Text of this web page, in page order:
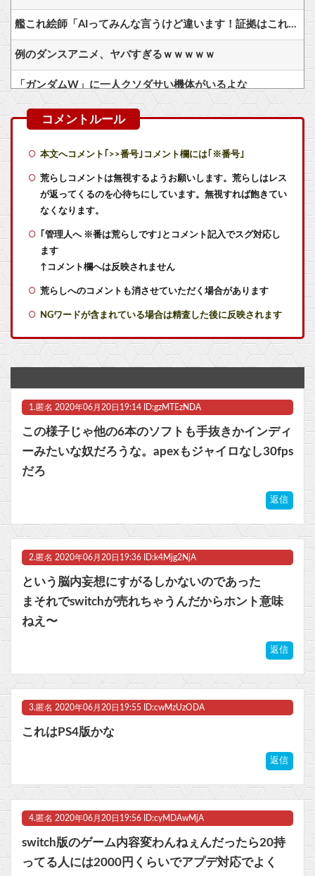
艦これ絵師「AIってみんな言うけど違います！証拠はこれです！」→結果……
例のダンスアニメ、ヤバすぎるｗｗｗｗｗ
「ガンダムW」に一人クソダサい機体がいるよな
「ニカニカの実」を未だに受け入れられてない奴ｗｗｗ
【衝撃】カーミラ空中庭園4での評価が話題に
【ペルキチ悲報】ペルソナ、完全にXBOXのモノになる
【FGO】ファット「ランサー/メリュジーヌ」フィギュア【明日発売】他
【画像】GANTZの絶望シーン、ここで決まるwwww
なんでロボットアニメの主人公って親父が作ったロボに乗ることが多いの？
【ウマ娘】コミケで配布予定だった非公式グッズ「オグリキャップタマモクロスアクリル定規」意外(?)な落とし穴により配布を撤回することに…
マスク 十兆円を失う‥投資家「アメリカ党？バカかコイツw」
Powered by livedoor 相互RSS
本文へコメント｢>>番号｣コメント欄には｢※番号｣
荒らしコメントは無視するようお願いします。荒らしはレス
が返ってくるのを心待ちにしています。無視すれば飽きてい
なくなります。
｢管理人へ ※番は荒らしです｣とコメント記入でスグ対応し
ます
↑コメント欄へは反映されません
荒らしへのコメントも消させていただく場合があります
NGワードが含まれている場合は精査した後に反映されます
1. 匿名 2020年06月20日19:14 ID:gzMTEzNDA
この様子じゃ他の6本のソフトも手抜きかインディ
ーみたいな奴だろうな。apexもジャイロなし30fps
だろ
返信
2. 匿名 2020年06月20日19:36 ID:k4Mjg2NjA
という脳内妄想にすがるしかないのであった
まそれでswitchが売れちゃうんだからホント意味
ねえ〜
返信
3. 匿名 2020年06月20日19:55 ID:cwMzUzODA
これはPS4版かな
返信
4. 匿名 2020年06月20日19:56 ID:cyMDAwMjA
switch版のゲーム内容変わんねぇんだったら20持
ってる人には2000円くらいでアプデ対応でよく